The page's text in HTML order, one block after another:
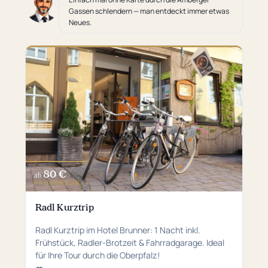
Gassen schlendern — man entdeckt immer etwas
Neues.
ab 80 €
PRO PERSON
Radl Kurztrip
Radl Kurztrip im Hotel Brunner: 1 Nacht inkl.
Frühstück, Radler-Brotzeit & Fahrradgarage. Ideal
für Ihre Tour durch die Oberpfalz!